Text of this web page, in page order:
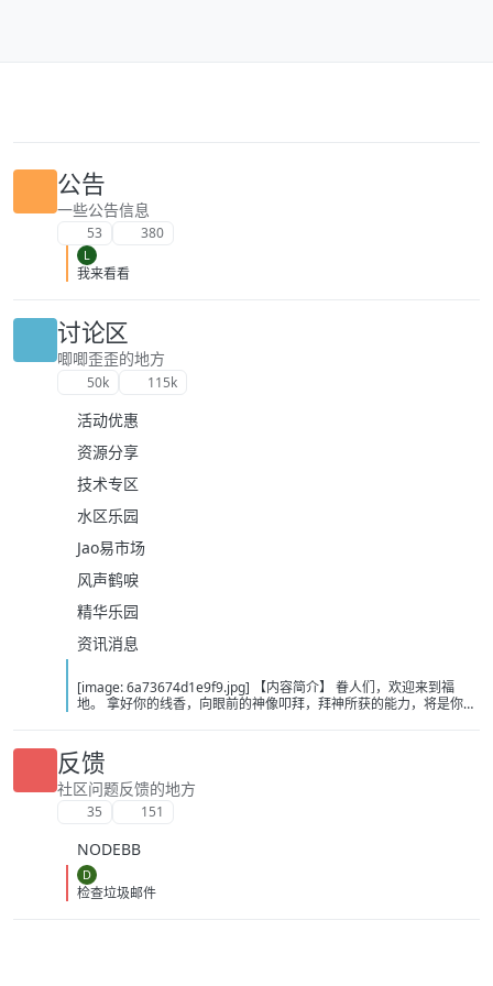
公告
一些公告信息
53 380
L
我来看看
讨论区
唧唧歪歪的地方
50k 115k
活动优惠
资源分享
技术专区
水区乐园
Jao易市场
风声鹤唳
精华乐园
资讯消息
[image: 6a73674d1e9f9.jpg] 【内容简介】 眷人们，欢迎来到福
地。 拿好你的线香，向眼前的神像叩拜，拜神所获的能力，将是你们
悲剧轮回…… 【作者简介】 作者：幻梦猎人，起点中文网作者，代表
作品：《灾厄收容所》《诡异分解指南》《天灾疯人院》《基因收容
所》等 【下载地址】 百度：
https://pan.baidu.com/s/1CTpsB1_Ju5NwzAhO0MvwZQ?pwd=9a1v
夸克：https://pan.quark.cn/s/ffe07719ebb3?pwd=aUYh 移动：
反馈
社区问题反馈的地方
35 151
NODEBB
D
检查垃圾邮件